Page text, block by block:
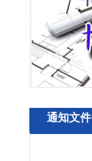
通知文件